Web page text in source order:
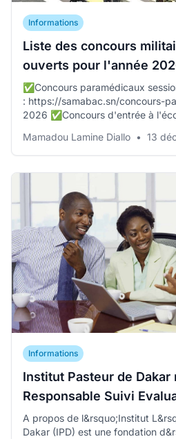
Informations
Liste des concours
ouverts pour l'année
✅Concours paramédicaux
: https://samabac.sn/concours-
2026 ✅Concours d'entrée à
Mamadou Lamine Diallo • 13
Informations
Institut Pasteur de Dakar
Responsable Suivi
A propos de l&rsquo;Institut
Dakar (IPD) est une fondation